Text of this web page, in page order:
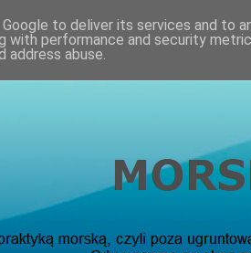
to deliver its services and to
with performance and security
abuse.